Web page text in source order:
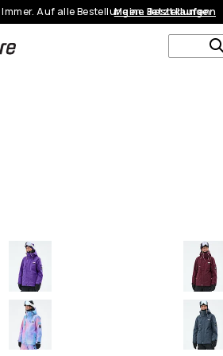
Immer. Auf alle Bestellungen. Jetzt kaufen
Meine Bestellungen